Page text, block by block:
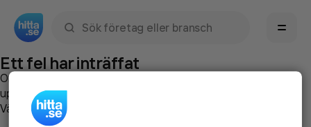
Ett fel har inträffat
Om du vill kan du
uppstod så att vi lättare och snabbare kan avhjälpa det.
Vänligen försök med följande: